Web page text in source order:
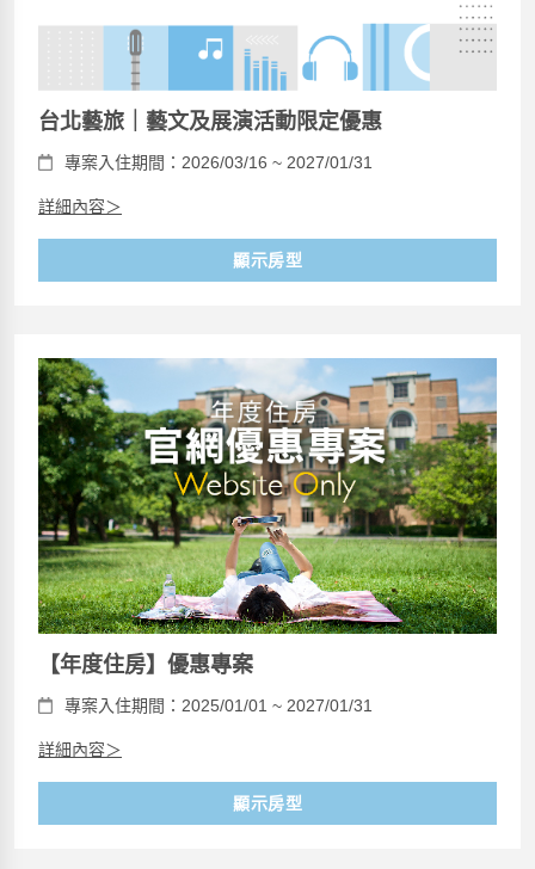
台北藝旅｜藝文及展演活動限定優惠
專案入住期間：2026/03/16 ~ 2027/01/31
詳細內容＞
顯示房型
【年度住房】優惠專案
專案入住期間：2025/01/01 ~ 2027/01/31
詳細內容＞
顯示房型